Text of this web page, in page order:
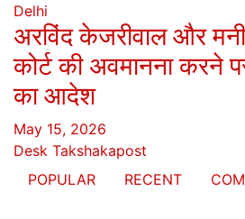
Delhi
अरविंद केजरीवाल और
कोर्ट की अवमानना करने
का आदेश
May 15, 2026
Desk Takshakapost
POPULAR
RECENT